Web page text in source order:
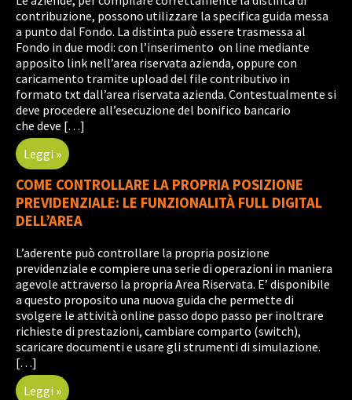
contribuzione, possono utilizzare la specifica guida messa
a punto dal Fondo. La distinta può essere trasmessa al
Fondo in due modi: con l’inserimento on line mediante
apposito link nell’area riservata azienda, oppure con
caricamento tramite upload del file contributivo in
formato txt dall’area riservata azienda. Contestualmente si
deve procedere all’esecuzione del bonifico bancario
che deve […]
Leggi »
COME CONTROLLARE LA PROPRIA POSIZIONE
PREVIDENZIALE: LE FUNZIONALITÀ FULL DIGITAL
DELL’AREA
L’aderente può controllare la propria posizione
previdenziale e compiere una serie di operazioni in maniera
agevole attraverso la propria Area Riservata. E’ disponibile
a questo proposito una nuova guida che permette di
svolgere le attività online passo dopo passo per inoltrare
richieste di prestazioni, cambiare comparto (switch),
scaricare documenti e usare gli strumenti di simulazione.
[…]
Leggi »